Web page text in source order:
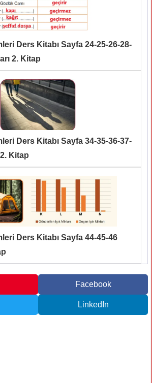
Ders Kitabı Sayfa 24-25-26-28-
2. Kitap
Ders Kitabı Sayfa 34-35-36-37-
Kitap
Ders Kitabı Sayfa 44-45-46
Facebook
LinkedIn